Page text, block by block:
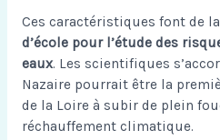
Ces caractéristiques font de
d’école pour l’étude des
eaux. Les scientifiques
Nazaire pourrait être la
de la Loire à subir de plein
réchauffement climatique.